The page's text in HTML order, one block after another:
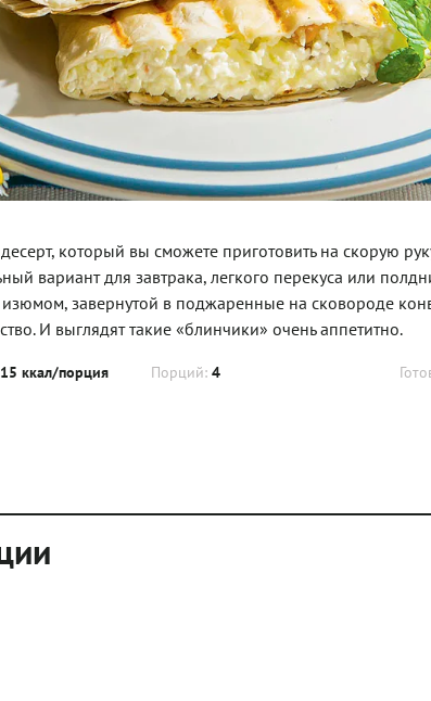
который вы сможете приготовить на скорую
вариант для завтрака, легкого перекуса или
завернутой в поджаренные на сковороде
И выглядят такие «блинчики» очень аппетитно.
ккал/порция Порций: 4